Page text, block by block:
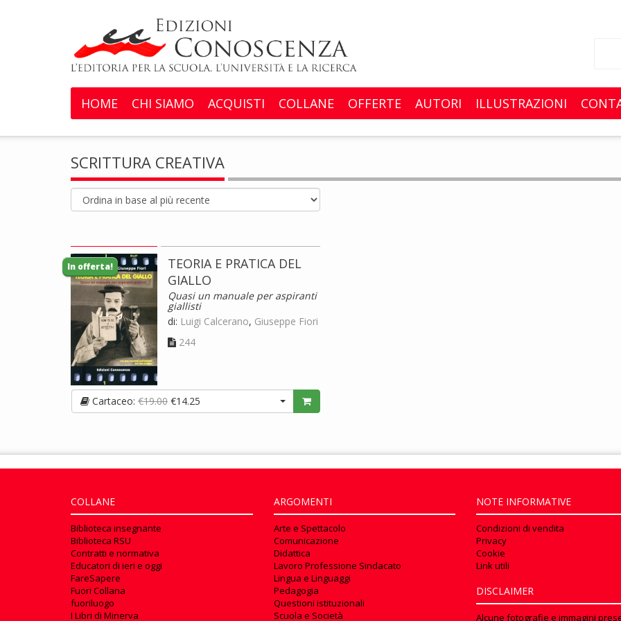
HOME CHI SIAMO ACQUISTI COLLANE OFFERTE AUTORI ILLUSTRAZIONI
SCRITTURA CREATIVA
In offerta!
TEORIA E PRATICA DEL
GIALLO
Quasi un manuale per aspiranti
giallisti
di: Luigi Calcerano, Giuseppe Fiori
244
Cartaceo: €19.00 €14.25
COLLANE
Biblioteca insegnante
Biblioteca RSU
Contratti e normativa
Educatori di ieri e oggi
FareSapere
Fuori Collana
fuoriluogo
I Libri di Minerva
ARGOMENTI
Arte e Spettacolo
Comunicazione
Didattica
Lavoro Professione Sindacato
Lingua e Linguaggi
Pedagogia
Questioni istituzionali
Scuola e Società
NOTE INFORMATIVE
Condizioni di vendita
Privacy
Cookie
Link utili
DISCLAIMER
Alcune fotografie e immagini